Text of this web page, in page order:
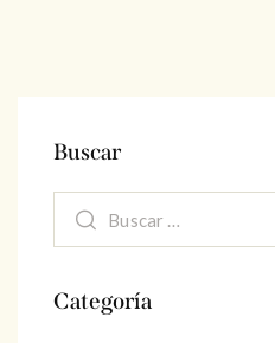
Buscar
Buscar:
Categoría